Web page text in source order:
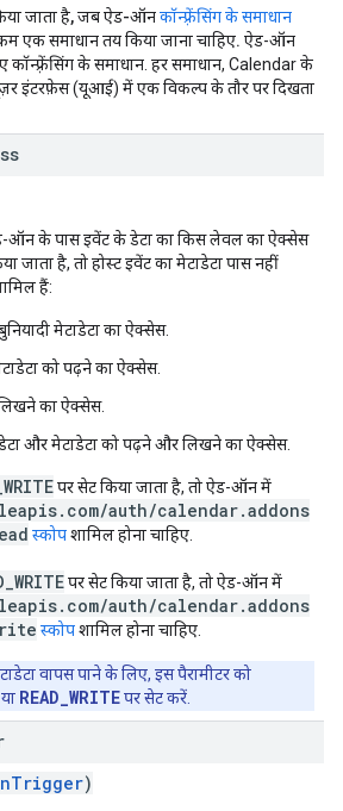
जाता है, जब ऐड-ऑनकॉन्फ़्रेंसिंग के समाधान
एक समाधान तय किया जाना चाहिए. ऐड-ऑन
के समाधान. हर समाधान, Calendar के
इंटरफ़ेस (यूआई) में एक विकल्प के तौर पर दिखता
ऑन के पास इवेंट के डेटा का किस लेवल का ऐक्सेस
जाता है, तो होस्ट इवेंट का मेटाडेटा पास नहीं
हैं:
मेटाडेटा का ऐक्सेस.
को पढ़ने का ऐक्सेस.
का ऐक्सेस.
और मेटाडेटा को पढ़ने और लिखने का ऐक्सेस.
पर सेट किया जाता है, तो ऐड-ऑन में
auth/calendar.addons
स्कोपशामिल होना चाहिए.
पर सेट किया जाता है, तो ऐड-ऑन में
auth/calendar.addons
स्कोपशामिल होना चाहिए.
वापस पाने के लिए, इस पैरामीटर को
या READ_WRITEपर सेट करें.
)